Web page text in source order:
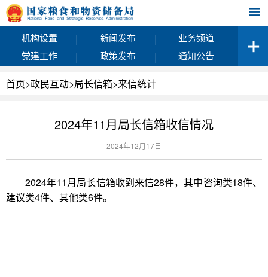
机构设置 | 新闻发布 |
业务频道
党建工作
| 政策发布 | 通知公告
首页>政民互动>局长信箱>来信统计
2024年11月局长信箱收信情况
2024年12月17日
2024年11月局长信箱收到来信28件，其中咨询类18件、
建议类4件、其他类6件。